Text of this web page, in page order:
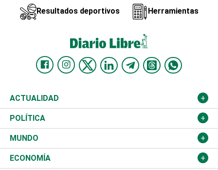
Resultados deportivos Herramientas
ACTUALIDAD
Nacional
Ciudad
Educación
POLÍTICA
Partidos
JCE
MUNDO
Estados Unidos
ECONOMÍA